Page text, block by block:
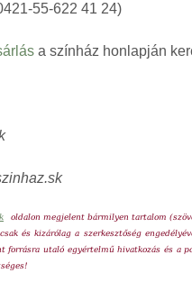
55-622 41 24)
a színház honlapján
oldalon megjelent bármilyen tartalom
és kizárólag a szerkesztőség
forrásra utaló egyértelmű hivatkozás és a